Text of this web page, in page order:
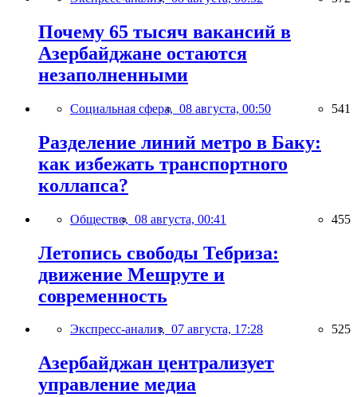
Почему 65 тысяч вакансий в
Азербайджане остаются
незаполненными
Социальная сфера, 08 августа, 00:50 541
Разделение линий метро в Баку:
как избежать транспортного
коллапса?
Общество, 08 августа, 00:41 455
Летопись свободы Тебриза:
движение Мешруте и
современность
Экспресс-анализ, 07 августа, 17:28 525
Азербайджан централизует
управление медиа